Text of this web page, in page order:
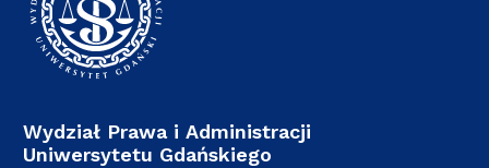
Wydział Prawa i Administracji
Uniwersytetu Gdańskiego